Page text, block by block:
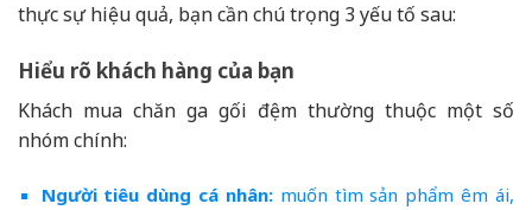
thực sự hiệu quả, bạn cần chú trọng 3 yếu tố sau:
Hiểu rõ khách hàng của bạn
Khách mua chăn ga gối đệm thường thuộc một số
nhóm chính:
Người tiêu dùng cá nhân:muốn tìm sản phẩm êm ái,